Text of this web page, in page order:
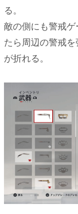
る。
敵の側にも警戒
たら周辺の警戒
が折れる。